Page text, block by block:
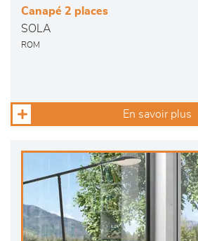
Canapé 2 places
SOLA
ROM
En savoir plus